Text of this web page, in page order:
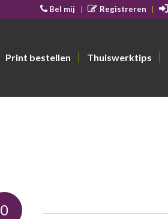
Bel mij Registreren
Print bestellen Thuiswerktips
0